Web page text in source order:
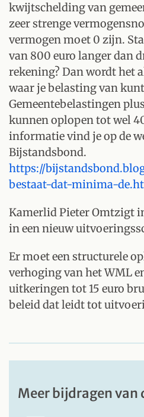
kwijtschelding van
zeer strenge
vermogen moet 0 zijn.
van 800 euro langer dan
rekening? Dan wordt het
waar je belasting van
Gemeentebelastingen
kunnen oplopen tot wel
informatie vind je op de
Bijstandsbond.
https://
bestaat-dat-minima-
Kamerlid Pieter Omtzigt
in een nieuw
Er moet een structurele
verhoging van het WML
uitkeringen tot 15 euro
beleid dat leidt tot
Meer bijdragen van